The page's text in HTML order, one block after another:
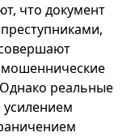
что документ
реальные